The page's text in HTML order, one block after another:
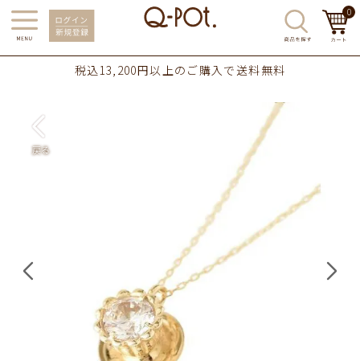
0
税込13,200円以上のご購入で送料無料